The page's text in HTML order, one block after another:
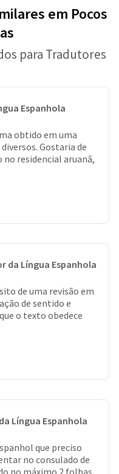
em Pocos
para Tradutores
Espanhola
obtido em uma
Gostaria de
residencial aruanã,
da Língua Espanhola
de uma revisão em
de sentido e
o texto obedece
Língua Espanhola
que preciso
no consulado de